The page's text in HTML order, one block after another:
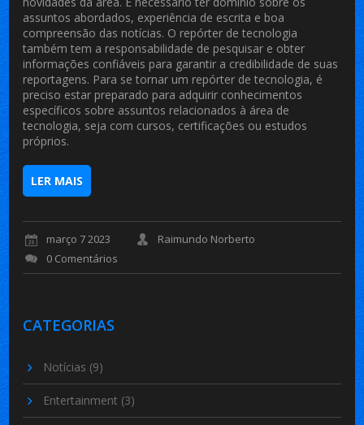
assuntos abordados, experiência de escrita e boa
compreensão das notícias. O repórter de tecnologia
também tem a responsabilidade de pesquisar e obter
informações confiáveis para garantir a credibilidade de suas
reportagens. Para se tornar um repórter de tecnologia, é
preciso estar preparado para adquirir conhecimentos
específicos sobre assuntos relacionados à área de
tecnologia, seja com cursos, certificações ou estudos
próprios.
LER MAIS
março 7 2023
Raimundo Norberto
0 Comentários
CATEGORIAS
Notícias (9)
Entertainment (3)